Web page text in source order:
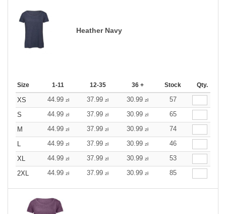
Heather Navy
Size 1-11 12-35 36 + Stock Qty.
XS 44.99 zł 37.99 zł 30.99 zł
57
S
44.99 zł 37.99 zł 30.99 zł
65
M
44.99 zł 37.99 zł 30.99 zł
74
L
44.99 zł 37.99 zł 30.99 zł
46
XL
44.99 zł 37.99 zł 30.99 zł
53
2XL
44.99 zł 37.99 zł 30.99 zł 85